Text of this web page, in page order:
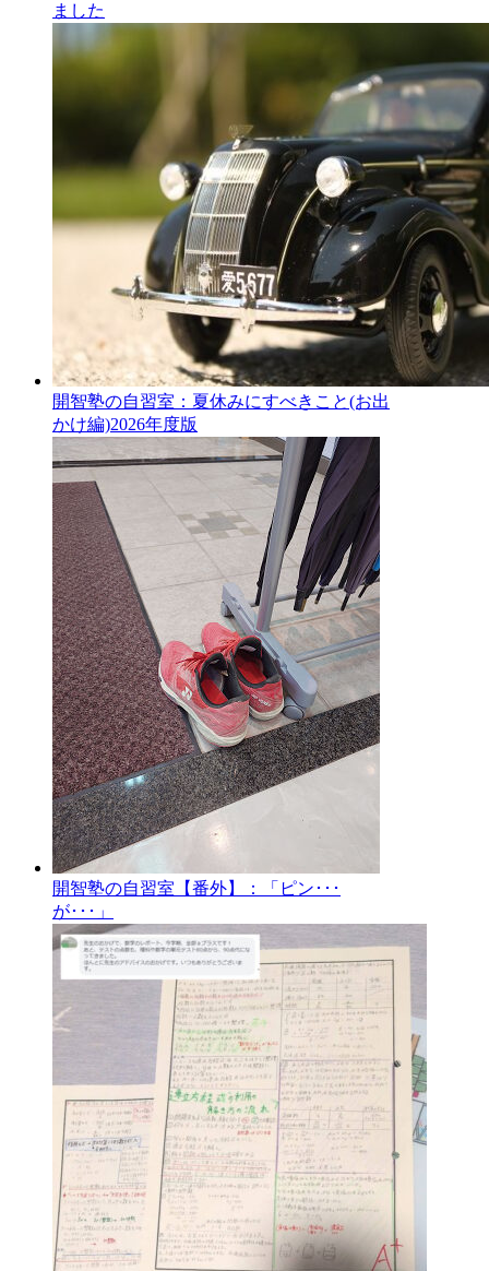
ました
開智塾の自習室：夏休みにすべきこと(お出
かけ編)2026年度版
開智塾の自習室【番外】：「ピン･･･
が･･･」